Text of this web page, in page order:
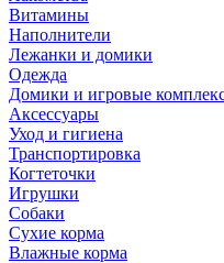
Витамины
Наполнители
Лежанки и домики
Одежда
Домики и игровые
Аксессуары
Уход и гигиена
Транспортировка
Когтеточки
Игрушки
Собаки
Сухие корма
Влажные корма